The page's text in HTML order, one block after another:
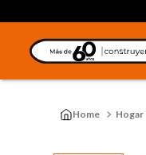
Hogar